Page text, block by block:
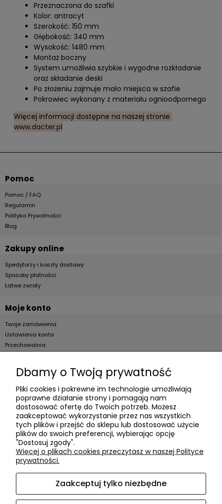
Przeznaczona do szafki
Kolor: antracyt
Szerokość: 150 mm
Głębokość: 340 mm
Wysokość: 1480 mm
Montaż boczny
System umożliwia szybkie i wygodne rozkładanie
oraz składanie deski
Po złożeniu zajmuje mało miejsca w szafie
Pokrowiec wykonany z materiału ognioodpornego
Więcej informacji dostępne na naszej stronie
www.dacter.pl
Pomoc
Pomoc / FAQ
Regulamin
Polityka Prywatności
Blog
Zakupy online
Spedytorzy i koszty dostawy
Sposoby płatności
Łatwe zwroty
Moje konto
Twoje zamówienia
Ustawienia konta
Przechowalnia
Dla firm
O firmie
Informacje o firmie
Kontakt
dacter.pl
Akcesoria meblowe DAC TER | ul. Przepiórki 56, 02-410
Warszawa, woj. mazowieckie | E-mail:sklep@dacter.plTel.:
602677377| NIP: 5220052421 REGON: 012076264
Dbamy o Twoją prywatność
Pliki cookies i pokrewne im technologie umożliwiają
poprawne działanie strony i pomagają nam
dostosować ofertę do Twoich potrzeb. Możesz
zaakceptować wykorzystanie przez nas wszystkich
tych plików i przejść do sklepu lub dostosować użycie
plików do swoich preferencji, wybierając opcję
"Dostosuj zgody".
Więcej o plikach cookies przeczytasz w naszej Polityce
prywatności.
Zaakceptuj tylko niezbędne